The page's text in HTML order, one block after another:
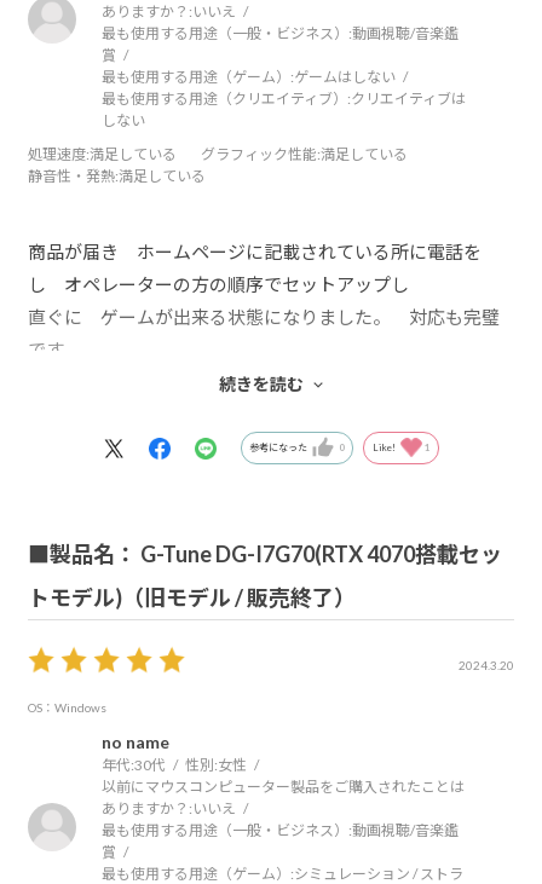
ありますか？: いいえ
最も使用する用途（一般・ビジネス）:動画視聴/音楽鑑
賞
最も使用する用途（ゲーム）:ゲームはしない
最も使用する用途（クリエイティブ）:クリエイティブは
しない
処理速度:満足している グラフィック性能:満足している
静音性・発熱:満足している
商品が届き ホームページに記載されている所に電話を
し オペレーターの方の順序でセットアップし
直ぐに ゲームが出来る状態になりました。 対応も完璧
です。
仕事で使っているパソコンも 次回はマウスさんに変えよ
続きを読む
参考になった 0 Like! 1
■製品名： G-Tune DG-I7G70(RTX 4070搭載セッ
トモデル)（旧モデル / 販売終了）
2024.3.20
OS：Windows
no name
年代:30代 性別:女性
以前にマウスコンピューター製品をご購入されたことは
ありますか？: いいえ
最も使用する用途（一般・ビジネス）:動画視聴/音楽鑑
賞
最も使用する用途（ゲーム）:シミュレーション / ストラ